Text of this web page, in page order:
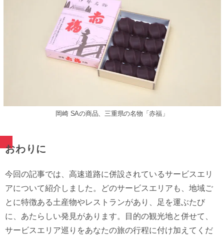
岡崎 SAの商品、三重県の名物「赤福」
おわりに
今回の記事では、⾼速道路に併設されているサービスエリ
アについて紹介しました。どのサービスエリアも、地域ご
とに特徴ある⼟産物やレストランがあり、⾜を運ぶたび
に、あたらしい発⾒があります。⽬的の観光地と併せて、
サービスエリア巡りをあなたの旅の⾏程に付け加えてくだ